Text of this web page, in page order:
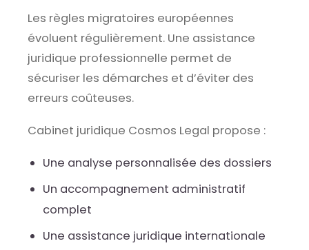
Les règles migratoires européennes
évoluent régulièrement. Une assistance
juridique professionnelle permet de
sécuriser les démarches et d’éviter des
erreurs coûteuses.
Cabinet juridique Cosmos Legal propose :
Une analyse personnalisée des dossiers
Un accompagnement administratif
complet
Une assistance juridique internationale